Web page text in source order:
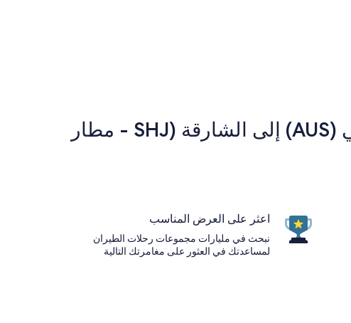
شركات الخطوط الجوية الشهيرة من مطار أوستن بيرغستروم الدولي (AUS) إلى الشارقة (SHJ - مطار
اعثر على العرض المناسب
نبحث في مليارات مجموعات رحلات الطيران
لمساعدتك في العثور على مغامرتك التالية